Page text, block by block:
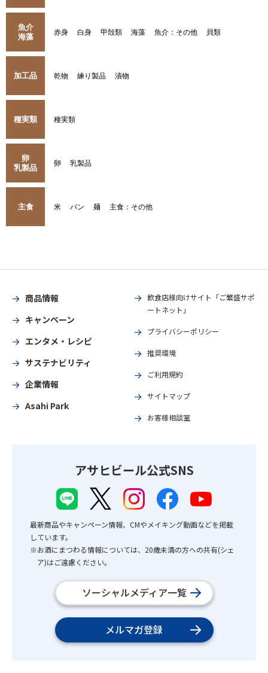
魚介
海藻
赤身 白身 甲殻類 海藻 魚介：その他 貝類
加工品 乾物 練り製品 漬物
種実類 種実類
卵
乳製品
卵 乳製品
主食 米 パン 麺 主食：その他
商品情報
キャンペーン
エンタメ・レシピ
サステナビリティ
企業情報
Asahi Park
飲食店様向けサイト「ご繁盛サポ
ートネット」
プライバシーポリシー
推奨環境
ご利用規約
サイトマップ
お客様相談室
アサヒビール公式SNS
最新商品やキャンペーン情報、CMやメイキング動画などを掲載
しています。
※お酒にまつわる情報については、20歳未満の方への共有(シェ
ア)はご遠慮ください。
ソーシャルメディア一覧
メルマガ登録